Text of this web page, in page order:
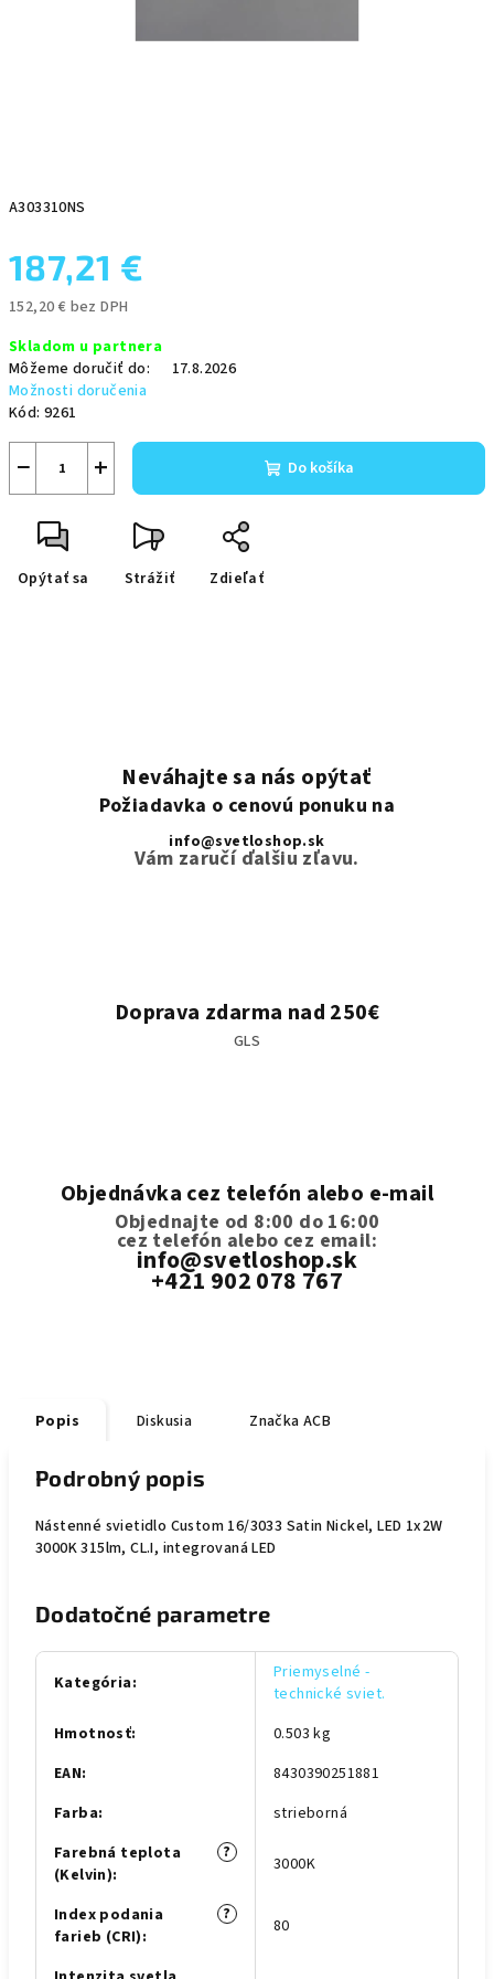
A303310NS
187,21 €
152,20 € bez DPH
cena:
Skladom u partnera
Môžeme doručiť do:
17.8.2026
Možnosti doručenia
Kód: 9261
+
− Do košíka
Opýtať sa Strážiť Zdieľať
Neváhajte sa nás opýtať
Požiadavka o cenovú ponuku na
info@svetloshop.sk
Vám zaručí ďalšiu zľavu.
Doprava zdarma nad 250€
GLS
Objednávka cez telefón alebo e-mail
Objednajte od 8:00 do 16:00
cez telefón alebo cez email:
info@svetloshop.sk
+421 902 078 767
Popis Diskusia Značka ACB
Podrobný popis
Nástenné svietidlo Custom 16/3033 Satin Nickel, LED 1x2W
3000K 315lm, CL.I, integrovaná LED
Dodatočné parametre
Kategória:
Priemyselné -
technické sviet.
Hmotnosť:
0.503 kg
EAN:
8430390251881
Farba:
strieborná
?
Farebná teplota
(Kelvin): 3000K
?
Index podania
farieb (CRI): 80